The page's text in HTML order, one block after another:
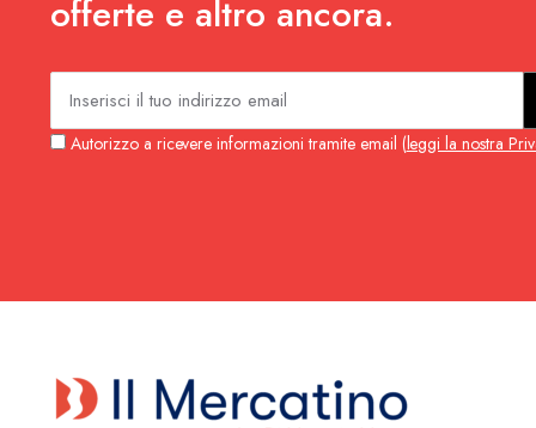
offerte e altro ancora.
Autorizzo a ricevere informazioni tramite email (leggi la nostra